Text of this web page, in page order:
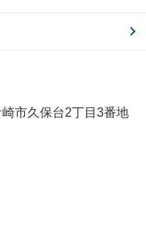
市久保台2丁目3番地